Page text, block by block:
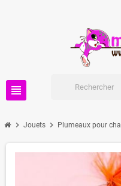
view_headline
chevron_right Jouets chevron_right Plumeaux pour